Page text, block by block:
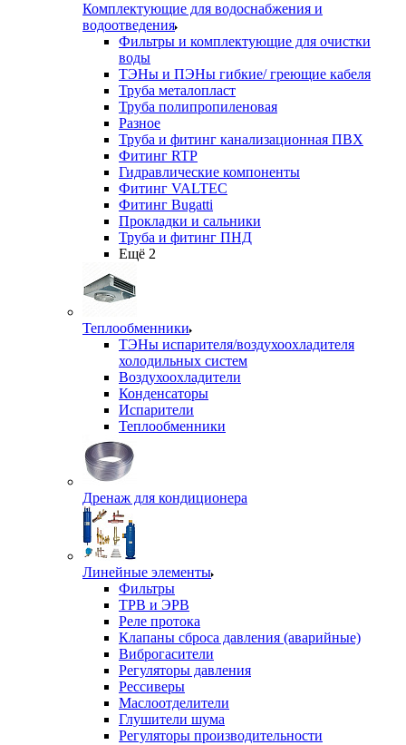
Комплектующие для водоснабжения и
водоотведения
Фильтры и комплектующие для очистки
воды
ТЭНы и ПЭНы гибкие/ греющие кабеля
Труба металопласт
Труба полипропиленовая
Разное
Труба и фитинг канализационная ПВХ
Фитинг RTP
Гидравлические компоненты
Фитинг VALTEC
Фитинг Bugatti
Прокладки и сальники
Труба и фитинг ПНД
Ещё 2
Теплообменники
ТЭНы испарителя/воздухоохладителя
холодильных систем
Воздухоохладители
Конденсаторы
Испарители
Теплообменники
Дренаж для кондиционера
Линейные элементы
Фильтры
ТРВ и ЭРВ
Реле протока
Клапаны сброса давления (аварийные)
Виброгасители
Регуляторы давления
Рессиверы
Маслоотделители
Глушители шума
Регуляторы производительности